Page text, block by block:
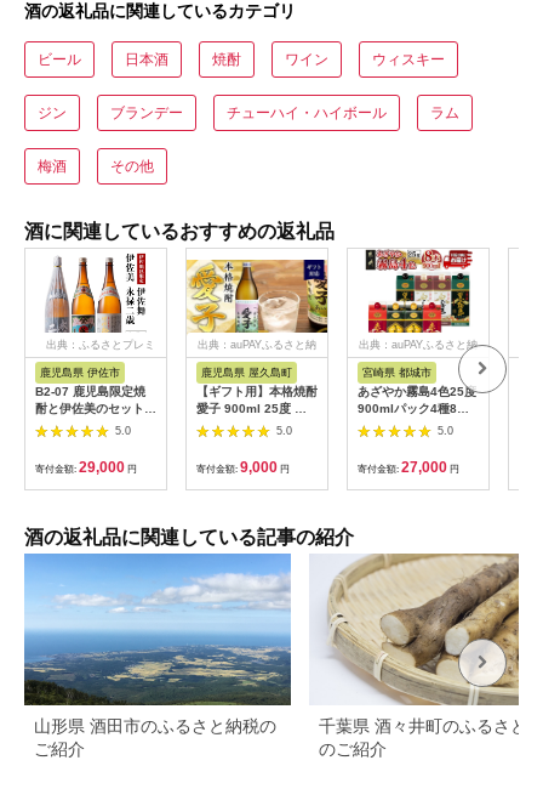
酒の返礼品に関連しているカテゴリ
ビール 日本酒 焼酎 ワイン ウィスキー
ジン ブランデー チューハイ・ハイボール ラム
梅酒 その他
酒に関連しているおすすめの返礼品
出典：ふるさとプレミ
鹿児島県 伊佐市
B2-07 鹿児島限定焼
酎と伊佐美のセット！
伊佐舞、伊佐美、永禄
二歳(1.8L各1本・計3
本) 伊佐の限定焼酎が
入った詰め合わせ！飲
み比べに【酒乃向原】
5.0
寄付金額: 29,000 円
出典：auPAYふるさと納
鹿児島県 屋久島町
【ギフト用】本格焼酎
愛子 900ml 25度 三
岳酒造
5.0
寄付金額: 9,000 円
出典：auPAYふるさと納
宮崎県 都城市
あざやか霧島4色25度
900mlパック4種8本
≪みやこんじょ特急便
≫_27-82-021-Q
5.0
寄付金額: 27,000 円
酒の返礼品に関連している記事の紹介
山形県 酒田市のふるさと納税の
ご紹介
千葉県 酒々井町のふるさと
のご紹介